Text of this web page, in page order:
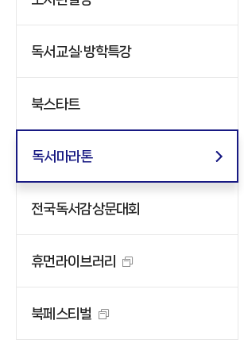
독서교실·방학특강
북스타트
독서마라톤
전국독서감상문대회
휴먼라이브러리
북페스티벌